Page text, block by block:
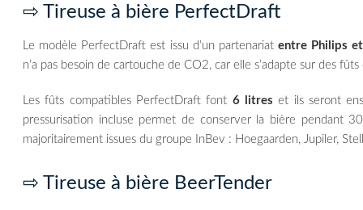
⇨ Tireuse à bière PerfectDraft
Le modèle PerfectDraft est issu d’un partenariatentre Philips
n’a pas besoin de cartouche de CO2, car elle s’adapte sur des
Les fûts compatibles PerfectDraft font 6 litres et ils seront
pressurisation incluse permet de conserver la bière pendant
majoritairement issues du groupe InBev : Hoegaarden, Jupiler,
⇨ Tireuse à bière BeerTender